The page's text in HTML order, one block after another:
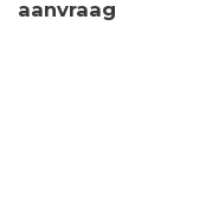
aanvraag